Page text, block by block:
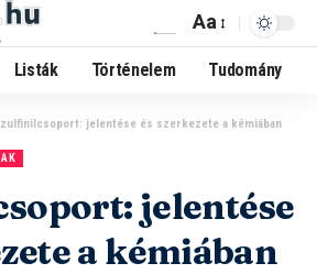
Aa
Listák Történelem Tudomány
jelentése és szerkezete a kémiában
jelentése
a kémiában